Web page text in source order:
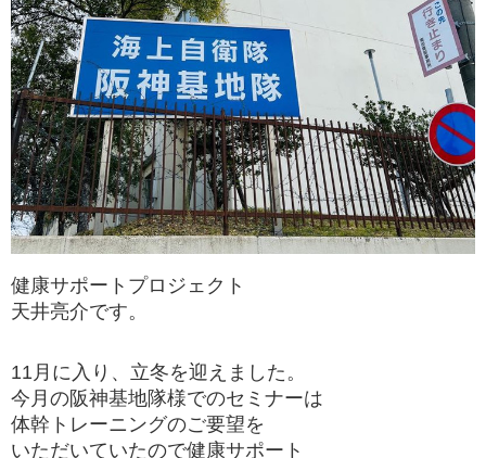
健康サポートプロジェクト
天井亮介です。
11月に入り、立冬を迎えました。
今月の阪神基地隊様でのセミナーは
体幹トレーニングのご要望を
いただいていたので健康サポート